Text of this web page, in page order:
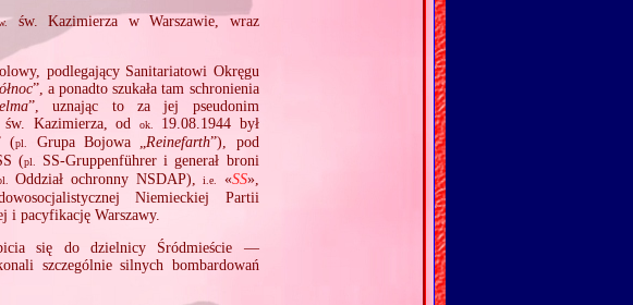
św. Kazimierza w Warszawie, wraz
podlegający Sanitariatowi Okręgu
”, a ponadto szukała tam schronienia
”, uznając to za jej pseudonim
św. Kazimierza, od ok.
19.08.1944 był
(pl. Grupa Bojowa „Reinefarth”), pod
(pl.
SS‐Gruppenführer i generał broni
Oddział ochronny NSDAP),i.e. «SS»,
Niemieckiej Partii
i pacyfikację Warszawy.
się do dzielnicy Śródmieście —
szczególnie silnych bombardowań